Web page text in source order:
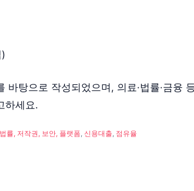
바탕으로 작성되었으며, 의료·법률·금융
하세요.
률, 저작권, 보안, 플랫폼 신용대출 점유율